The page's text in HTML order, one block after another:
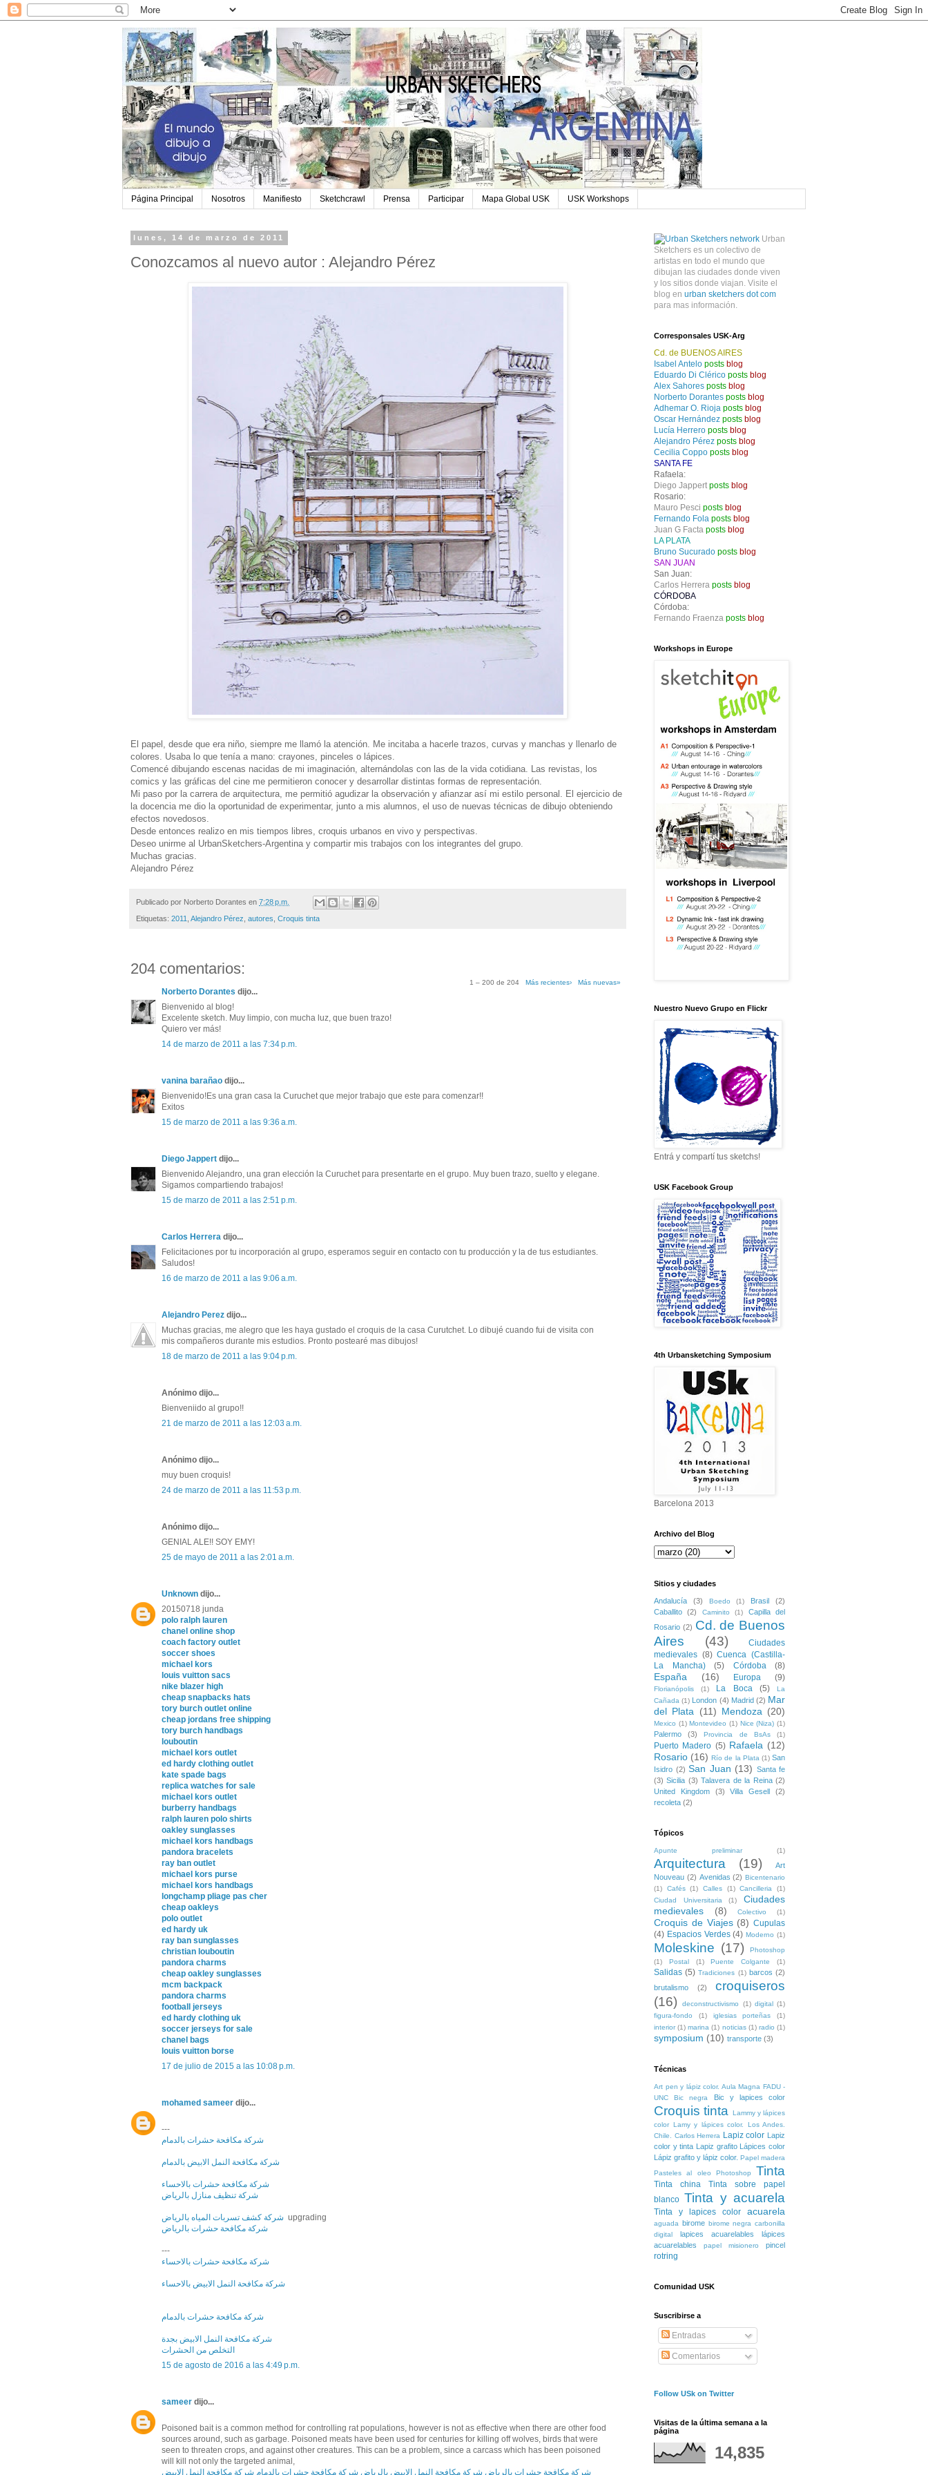
Página Principal Nosotros Manifiesto Sketchcrawl Prensa Participar Mapa Global USK USK Workshops
lunes, 14 de marzo de 2011
Conozcamos al nuevo autor : Alejandro Pérez
El papel, desde que era niño, siempre me llamó la atención. Me incitaba a hacerle trazos, curvas y manchas y llenarlo de
colores. Usaba lo que tenía a mano: crayones, pinceles o lápices.
Comencé dibujando escenas nacidas de mi imaginación, alternándolas con las de la vida cotidiana. Las revistas, los
comics y las gráficas del cine me permitieron conocer y desarrollar distintas formas de representación.
Mi paso por la carrera de arquitectura, me permitió agudizar la observación y afianzar así mi estilo personal. El ejercicio de
la docencia me dio la oportunidad de experimentar, junto a mis alumnos, el uso de nuevas técnicas de dibujo obteniendo
efectos novedosos.
Desde entonces realizo en mis tiempos libres, croquis urbanos en vivo y perspectivas.
Deseo unirme al UrbanSketchers-Argentina y compartir mis trabajos con los integrantes del grupo.
Muchas gracias.
Alejandro Pérez
Publicado por Norberto Dorantes en 7:28 p.m.
Etiquetas: 2011, Alejandro Pérez, autores, Croquis tinta
204 comentarios:
1 – 200 de 204 Más recientes› Más nuevas»
Norberto Dorantes dijo...
Bienvenido al blog!
Excelente sketch. Muy limpio, con mucha luz, que buen trazo!
Quiero ver más!
14 de marzo de 2011 a las 7:34 p.m.
vanina barañao dijo...
Bienvenido!Es una gran casa la Curuchet que mejor trabajo que este para comenzar!!
Exitos
15 de marzo de 2011 a las 9:36 a.m.
Diego Jappert dijo...
Bienvenido Alejandro, una gran elección la Curuchet para presentarte en el grupo. Muy buen trazo, suelto y elegane.
Sigamos compartiendo trabajos!
15 de marzo de 2011 a las 2:51 p.m.
Carlos Herrera dijo...
Felicitaciones por tu incorporación al grupo, esperamos seguir en contacto con tu producción y la de tus estudiantes.
Saludos!
16 de marzo de 2011 a las 9:06 a.m.
Alejandro Perez dijo...
Muchas gracias, me alegro que les haya gustado el croquis de la casa Curutchet. Lo dibujé cuando fui de visita con
mis compañeros durante mis estudios. Pronto postearé mas dibujos!
18 de marzo de 2011 a las 9:04 p.m.
Anónimo dijo...
Bienveniido al grupo!!
21 de marzo de 2011 a las 12:03 a.m.
Anónimo dijo...
muy buen croquis!
24 de marzo de 2011 a las 11:53 p.m.
Anónimo dijo...
GENIAL ALE!! SOY EMY!
25 de mayo de 2011 a las 2:01 a.m.
Unknown dijo...
20150718 junda
polo ralph lauren
chanel online shop
coach factory outlet
soccer shoes
michael kors
louis vuitton sacs
nike blazer high
cheap snapbacks hats
tory burch outlet online
cheap jordans free shipping
tory burch handbags
louboutin
michael kors outlet
ed hardy clothing outlet
kate spade bags
replica watches for sale
michael kors outlet
burberry handbags
ralph lauren polo shirts
oakley sunglasses
michael kors handbags
pandora bracelets
ray ban outlet
michael kors purse
michael kors handbags
longchamp pliage pas cher
cheap oakleys
polo outlet
ed hardy uk
ray ban sunglasses
christian louboutin
pandora charms
cheap oakley sunglasses
mcm backpack
pandora charms
football jerseys
ed hardy clothing uk
soccer jerseys for sale
chanel bags
louis vuitton borse
17 de julio de 2015 a las 10:08 p.m.
mohamed sameer dijo...
---
شركة مكافحة حشرات بالدمام
شركة مكافحة النمل الابيض بالدمام
شركة مكافحة حشرات بالاحساء
شركة تنظيف منازل بالرياض
شركة كشف تسربات المياه بالرياض upgrading
شركة مكافحة حشرات بالرياض
---
شركة مكافحة حشرات بالاحساء
شركة مكافحة النمل الابيض بالاحساء
شركة مكافحة حشرات بالدمام
شركة مكافحة النمل الابيض بجدة
التخلص من الحشرات
15 de agosto de 2016 a las 4:49 p.m.
sameer dijo...
Poisoned bait is a common method for controlling rat populations, however is not as effective when there are other food
sources around, such as garbage. Poisoned meats have been used for centuries for killing off wolves, birds that were
seen to threaten crops, and against other creatures. This can be a problem, since a carcass which has been poisoned
will kill not only the targeted animal,
شركة مكافحة حشرات بالرياض شركة مكافحة النمل الابيض بالرياض شركة مكافحة حشرات بالدمام شركة مكافحة النمل الابيض
Urban
Sketchers es un colectivo de
artistas en todo el mundo que
dibujan las ciudades donde viven
y los sitios donde viajan. Visite el
blog en urban sketchers dot com
para mas información.
Corresponsales USK-Arg
Cd. de BUENOS AIRES
Isabel Antelo posts blog
Eduardo Di Clérico posts blog
Alex Sahores posts blog
Norberto Dorantes posts blog
Adhemar O. Rioja posts blog
Oscar Hernández posts blog
Lucía Herrero posts blog
Alejandro Pérez posts blog
Cecilia Coppo posts blog
SANTA FE
Rafaela:
Diego Jappert posts blog
Rosario:
Mauro Pesci posts blog
Fernando Fola posts blog
Juan G Facta posts blog
LA PLATA
Bruno Sucurado posts blog
SAN JUAN
San Juan:
Carlos Herrera posts blog
CÓRDOBA
Córdoba:
Fernando Fraenza posts blog
Workshops in Europe
Nuestro Nuevo Grupo en Flickr
Entrá y compartí tus sketchs!
USK Facebook Group
4th Urbansketching Symposium
Barcelona 2013
Archivo del Blog
Sitios y ciudades
Andalucía (3) Boedo (1) Brasil
(2)
Caballito
(2) Caminito (1)
Capilla del
Rosario (2) Cd. de Buenos
Aires
(43)
Ciudades
medievales (8) Cuenca (Castilla-
La Mancha)
(5) Córdoba (8)
España (16) Europa (9)
Florianópolis (1) La Boca (5)
La
Cañada (1) London (4) Madrid (2) Mar
del Plata (11) Mendoza (20)
Mexico (1) Montevideo (1) Nice (Niza) (1)
Palermo (3) Provincia de BsAs (1)
Puerto Madero (5) Rafaela (12)
Rosario (16) Río de la Plata (1) San
Isidro (2) San Juan (13) Santa fe
(3) Sicilia (3) Talavera de la Reina (2)
United Kingdom
(3) Villa Gesell
(2)
recoleta (2)
Tópicos
Apunte preliminar (1)
Arquitectura (19)
Art
Nouveau (2) Avenidas (2) Bicentenario
(1)
Cafés (1) Calles (1) Cancilleria
(1)
Ciudad Universitaria
(1)
Ciudades
medievales
(8) Colectivo (1)
Croquis de Viajes (8) Cupulas
(4) Espacios Verdes (4) Moderno (1)
Moleskine (17)
Photoshop
(1)
Postal (1) Puente Colgante (1)
Salidas (5) Tradiciones (1) barcos (2)
brutalismo
(2)
croquiseros
(16)
deconstructivismo (1) digital
(1)
figura-fondo
(1) iglesias porteñas
(1)
interior (1) marina (1) noticias (1) radio (1)
symposium (10) transporte (3)
Técnicas
Art pen y lápiz color. Aula Magna FADU -
UNC
Bic negra Bic y lapices color
Croquis tinta
Lammy y lápices
color
Lamy y lápices color. Los Andes.
Chile. Carlos Herrera Lapiz color
Lapiz
color y tinta
Lapiz grafito
Lápices color
Lápiz grafito y lápiz color. Papel madera
Pasteles al oleo
Photoshop Tinta
Tinta china
Tinta sobre papel
blanco Tinta y acuarela
Tinta y lapices color acuarela
aguada birome birome negra carbonilla
digital
lapices acuarelables
lápices
acuarelables
papel misionero pincel
rotring
Comunidad USK
Suscribirse a
Entradas
Comentarios
Follow USk on Twitter
Visitas de la última semana a la
página
14,835